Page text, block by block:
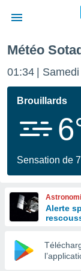
de
par
Météo
01:34 Samedi
Brouillards
Sensation de
Alerte